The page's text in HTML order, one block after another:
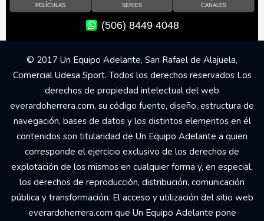
PELÍCULAS SERIES CANALES
(506) 8449 4048
© 2017 Un Equipo Adelante, San Rafael de Alajuela,
Comercial Udesa Sport. Todos los derechos reservados Los
derechos de propiedad intelectual del web
everardoherrera.com, su código fuente, diseño, estructura de
navegación, bases de datos y los distintos elementos en él
contenidos son titularidad de Un Equipo Adelante a quien
corresponde el ejercicio exclusivo de los derechos de
explotación de los mismos en cualquier forma y, en especial,
los derechos de reproducción, distribución, comunicación
pública y transformación. El acceso y utilización del sitio web
everardoherrera.com que Un Equipo Adelante pone